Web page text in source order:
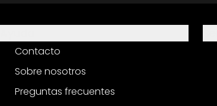
Contacto
Sobre nosotros
Preguntas frecuentes